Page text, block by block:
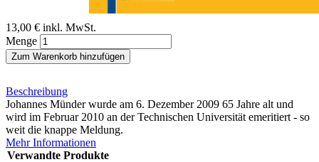
13,00 € inkl. MwSt.
Menge
Zum Warenkorb hinzufügen
Beschreibung
Johannes Münder wurde am 6. Dezember 2009 65 Jahre alt und
wird im Februar 2010 an der Technischen Universität emeritiert - so
weit die knappe Meldung.
Mehr Informationen
Verwandte Produkte